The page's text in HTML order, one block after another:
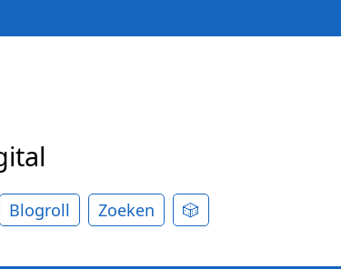
Blogroll Zoeken 🎲